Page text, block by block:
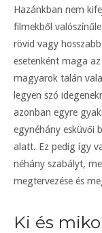
Hazánkban nem
filmekből
rövid vagy
esetenként maga
magyarok talán
legyen szó
azonban egyre
egynéhány esküvői
alatt. Ez pedig így
néhány szabályt,
megtervezése és
Ki és